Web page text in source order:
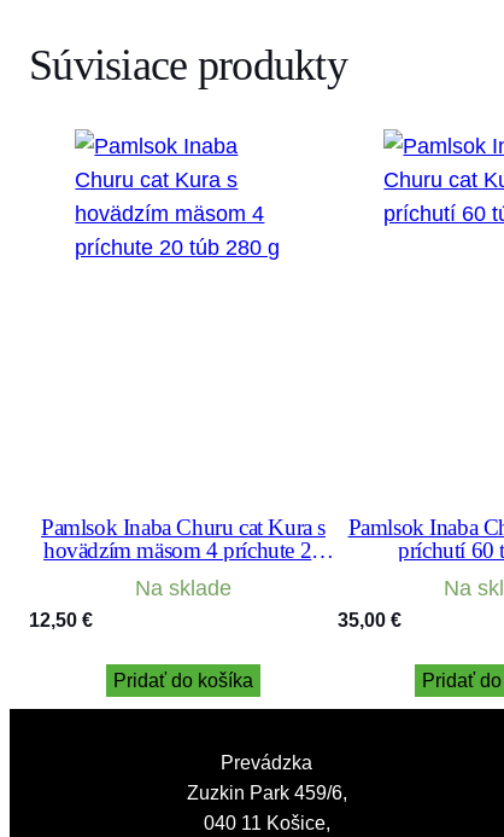
Súvisiace produkty
Pamlsok Inaba Churu cat Kura s
hovädzím mäsom 4 príchute 20
Na sklade
12,50 €
Pridať do košíka
Pamlsok Inaba
príchutí 60
Na
35,00 €
Pridať
Prevádzka
Zuzkin Park 459/6,
040 11 Košice,